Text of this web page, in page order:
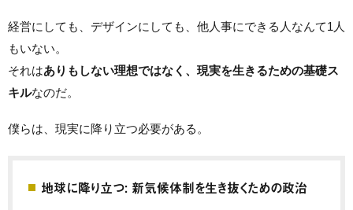
経営にしても、デザインにしても、他人事にできる人なんて1人
もいない。
それはありもしない理想ではなく、現実を生きるための基礎ス
キルなのだ。
僕らは、現実に降り立つ必要がある。
地球に降り立つ: 新気候体制を生き抜くための政治